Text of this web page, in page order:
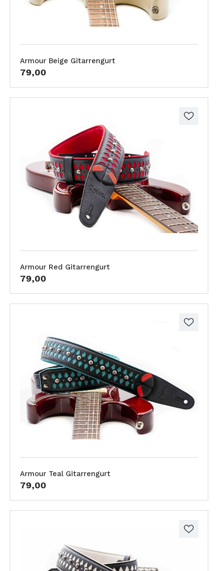
Armour Beige Gitarrengurt
79,00
Armour Red Gitarrengurt
79,00
Armour Teal Gitarrengurt
79,00